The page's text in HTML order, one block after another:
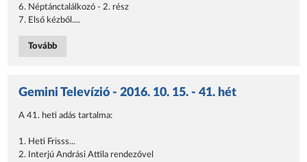
6. Néptánctalálkozó - 2. rész
7. Első kézből....
Tovább
Gemini Televízió - 2016. 10. 15. - 41. hét
A 41. heti adás tartalma:
1. Heti Frisss...
2. Interjú Andrási Attila rendezővel